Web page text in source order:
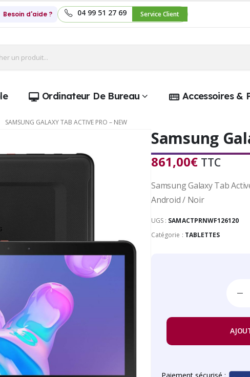
Besoin d'aide ? 04 99 51 27 69 Service Client
Ordinateur De Bureau Accessoires &
SAMSUNG GALAXY TAB ACTIVE PRO – NEW
Samsung
861,00€ TTC
Samsung Galaxy Tab
Android / Noir
UGS : SAMACTPRNWF126120
Catégorie : TABLETTES
Paiement sécurisé :